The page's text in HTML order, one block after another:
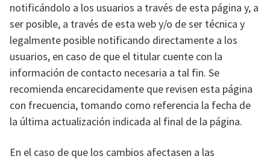
notificándolo a los usuarios a través de esta página y, a
ser posible, a través de esta web y/o de ser técnica y
legalmente posible notificando directamente a los
usuarios, en caso de que el titular cuente con la
información de contacto necesaria a tal fin. Se
recomienda encarecidamente que revisen esta página
con frecuencia, tomando como referencia la fecha de
la última actualización indicada al final de la página.
En el caso de que los cambios afectasen a las